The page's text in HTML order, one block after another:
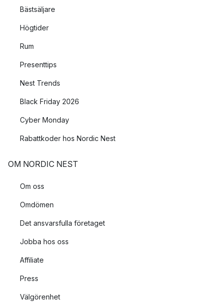
Bästsäljare
Högtider
Rum
Presenttips
Nest Trends
Black Friday 2026
Cyber Monday
Rabattkoder hos Nordic Nest
OM NORDIC NEST
Om oss
Omdömen
Det ansvarsfulla företaget
Jobba hos oss
Affiliate
Press
Välgörenhet